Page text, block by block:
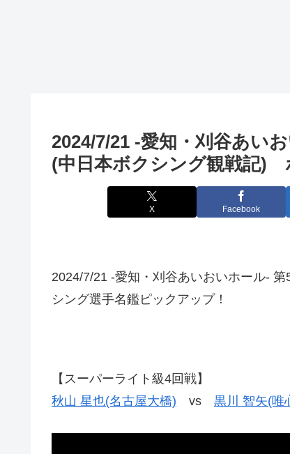
2024/7/21 -愛知・刈谷あい
(中日本ボクシング観戦記)
X Facebook
2024/7/21 -愛知・刈谷あいおいホール-
シング選手名鑑ピックアップ！
【スーパーライト級4回戦】
秋山 星也(名古屋大橋) vs 黒川 智矢(唯